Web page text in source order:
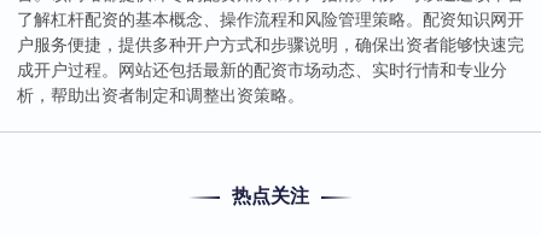
了解杠杆配资的基本概念、操作流程和风险管理策略。配资知识网开
户服务便捷，提供多种开户方式和步骤说明，确保出资者能够快速完
成开户过程。网站还包括最新的配资市场动态、实时行情和专业分
析，帮助出资者制定和调整出资策略。
热点关注